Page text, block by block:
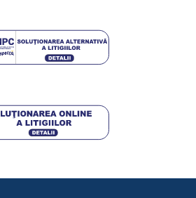
15,25 lei
DETALII